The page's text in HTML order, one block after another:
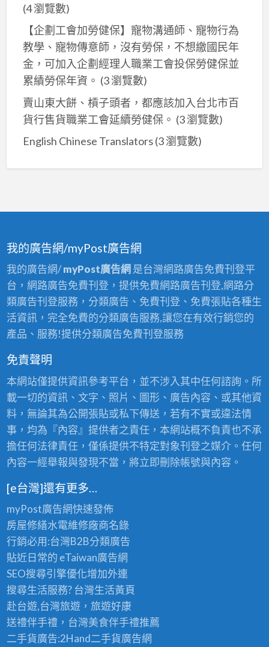
(4 瀏覽數)
【企劃工會加勞健保】寵物溝通師、寵物行為
教學、寵物傳意師，沒有勞保，不想繳國民年
金，可加入企劃經理人職業工會投保勞健保並
累績勞保年資。 (3 瀏覽數)
賣山東大餅、槓子頭者，都應該加入台北市百
貨行售貨職業工會延續勞健保。 (3 瀏覽數)
English Chinese Translators(3 瀏覽數)
我的廣告網/myPost廣告網
我的廣告網/myPost廣告網 是台灣網路廣告免費刊登平
台，網路廣告免費刊登，提供免費網路廣告刊登,網路分
類廣告刊登服務，分類廣告、免費刊登、免費張貼各種生
活資訊，完全免費的分類廣告服務,讓您在有效行銷您的
產品、服務!提供分類廣告免費刊登服務
免責聲明
本網站僅提供資訊參考平台，並不涉入其中任何諮詢。所
載一切的資訊、文字、照片、圖形、廣告內容、或其他資
料，無論其為公開張貼或私下傳送，若有不實或違法情
事，均為『內容』提供者之責任，本網站概不負責也不承
擔任何法律責任，僅係提供不特定對象刊登之媒介。任何
內容一經舉報與發現不當，將立即刪除帳號與內容。
[e台灣]還有更多…
myPost廣告網快速發佈
房屋修繕水電維修廠商名錄
行銷必用:台灣B2B分類廣告
貼近日常的 eTaiwan廣告網
SEO搜尋引擎優化增加外連
搜尋生活服務? 台灣生活黃頁
赴台遊,台灣旅遊，旅遊好康
送禮伴手禮，台灣美食伴手禮推薦
二手貨廣告:2Hand二手貨廣告網